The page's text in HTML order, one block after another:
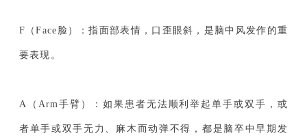
F（Face脸）：指面部表情，口歪眼斜，是脑中风发作的重
要表现。
A（Arm手臂）：如果患者无法顺利举起单手或双手，或
者单手或双手无力、麻木而动弹不得，都是脑卒中早期发